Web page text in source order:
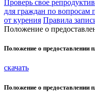
Проверь свое
для граждан по вопросам
от курения Правила
Положение о
Положение о предоставлении
скачать
Положение о предоставлении